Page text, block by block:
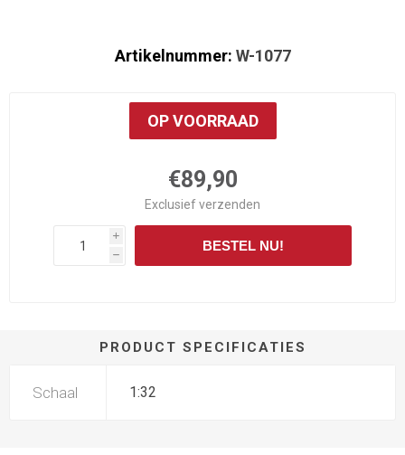
Artikelnummer: W-1077
OP VOORRAAD
€89,90
Exclusiefverzenden
i
h
BESTEL NU!
PRODUCT SPECIFICATIES
Schaal 1:32